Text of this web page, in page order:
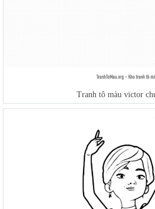
Tranh tô màu victor